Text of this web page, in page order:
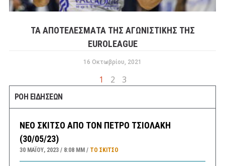
ΤΑ ΑΠΟΤΕΛΈΣΜΑΤΑ ΤΗΣ ΑΓΩΝΙΣΤΙΚΉΣ ΤΗΣ
EUROLEAGUE
16 Οκτωβρίου, 2021
1 2 3
ΡΟΗ ΕΙΔΗΣΕΩΝ
ΝΕΟ ΣΚΙΤΣΟ ΑΠΟ ΤΟΝ ΠΕΤΡΟ ΤΣΙΟΛΑΚΗ
(30/05/23)
30 ΜΑΪ́ΟΥ, 2023 8:08 ΜΜ ΤΟ ΣΚΊΤΣΟ